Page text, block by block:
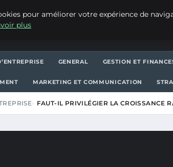
GENERAL GESTION ET
MARKETING ET COMMUNICATION
FAUT-IL PRIVILÉGIER LA CROISSANCE
pour améliorer votre expérience de
plus